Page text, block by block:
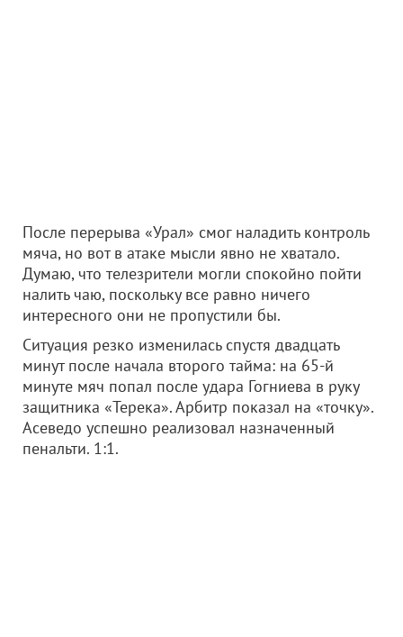
После перерыва «Урал» смог наладить контроль
мяча, но вот в атаке мысли явно не хватало.
Думаю, что телезрители могли спокойно пойти
налить чаю, поскольку все равно ничего
интересного они не пропустили бы.
Ситуация резко изменилась спустя двадцать
минут после начала второго тайма: на 65-й
минуте мяч попал после удара Гогниева в руку
защитника «Терека». Арбитр показал на «точку».
Асеведо успешно реализовал назначенный
пенальти. 1:1.